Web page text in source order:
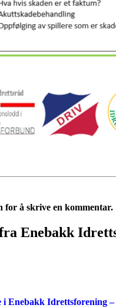
for å skrive en kommentar.
Enebakk
i Enebakk Idrettsforening